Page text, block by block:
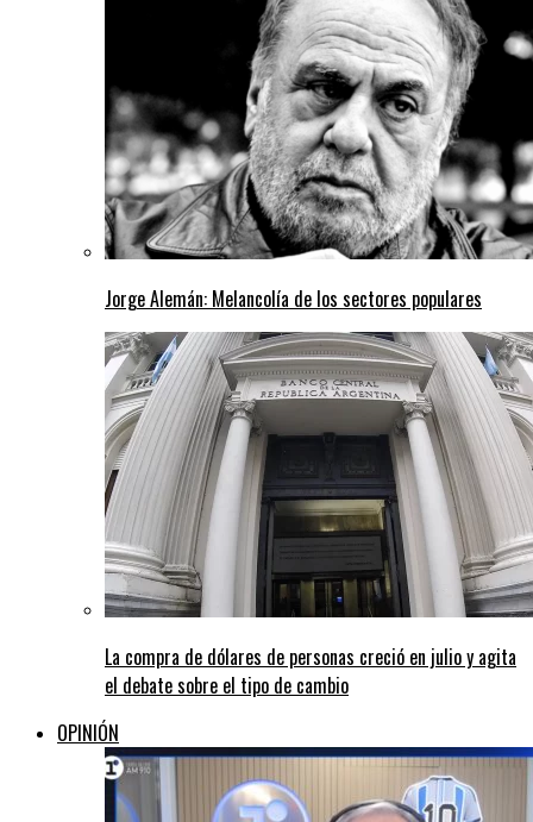
Jorge Alemán: Melancolía de los sectores populares
La compra de dólares de personas creció en julio y agita
el debate sobre el tipo de cambio
OPINIÓN